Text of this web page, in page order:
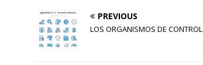
PREVIOUS
LOS ORGANISMOS DE CONTROL